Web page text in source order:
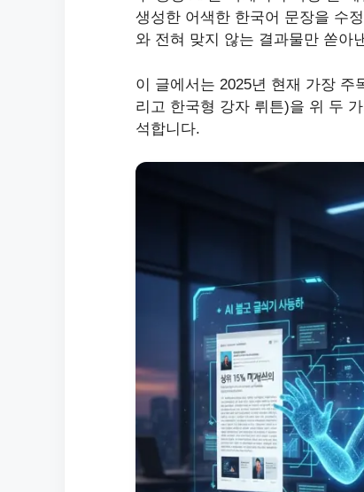
생성한 어색한 한국어 문장을 수
와 전혀 맞지 않는 결과물만 쏟아
이 글에서는 2025년 현재 가장 주
리고 한국형 강자 뤼튼)을 위 두
석합니다.